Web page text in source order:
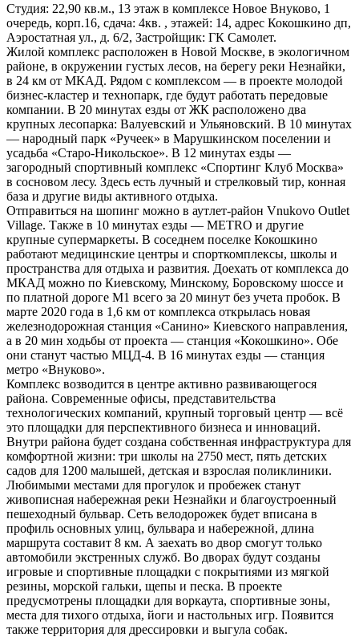
Студия: 22,90 кв.м., 13 этаж в комплексе Новое Внуково, 1
очередь, корп.16, сдача: 4кв. , этажей: 14, адрес Кокошкино дп,
Аэростатная ул., д. 6/2, Застройщик: ГК Самолет.
Жилой комплекс расположен в Новой Москве, в экологичном
районе, в окружении густых лесов, на берегу реки Незнайки,
в 24 км от МКАД. Рядом с комплексом — в проекте молодой
бизнес-кластер и технопарк, где будут работать передовые
компании. В 20 минутах езды от ЖК расположено два
крупных лесопарка: Валуевский и Ульяновский. В 10 минутах
— народный парк «Ручеек» в Марушкинском поселении и
усадьба «Старо-Никольское». В 12 минутах езды —
загородный спортивный комплекс «Спортинг Клуб Москва»
в сосновом лесу. Здесь есть лучный и стрелковый тир, конная
база и другие виды активного отдыха.
Отправиться на шопинг можно в аутлет-район Vnukovo Outlet
Village. Также в 10 минутах езды — METRO и другие
крупные супермаркеты. В соседнем поселке Кокошкино
работают медицинские центры и спорткомплексы, школы и
пространства для отдыха и развития. Доехать от комплекса до
МКАД можно по Киевскому, Минскому, Боровскому шоссе и
по платной дороге М1 всего за 20 минут без учета пробок. В
марте 2020 года в 1,6 км от комплекса открылась новая
железнодорожная станция «Санино» Киевского направления,
а в 20 мин ходьбы от проекта — станция «Кокошкино». Обе
они станут частью МЦД-4. В 16 минутах езды — станция
метро «Внуково».
Комплекс возводится в центре активно развивающегося
района. Современные офисы, представительства
технологических компаний, крупный торговый центр — всё
это площадки для перспективного бизнеса и инноваций.
Внутри района будет создана собственная инфраструктура для
комфортной жизни: три школы на 2750 мест, пять детских
садов для 1200 малышей, детская и взрослая поликлиники.
Любимыми местами для прогулок и пробежек станут
живописная набережная реки Незнайки и благоустроенный
пешеходный бульвар. Сеть велодорожек будет вписана в
профиль основных улиц, бульвара и набережной, длина
маршрута составит 8 км. А заехать во двор смогут только
автомобили экстренных служб. Во дворах будут созданы
игровые и спортивные площадки с покрытиями из мягкой
резины, морской гальки, щепы и песка. В проекте
предусмотрены площадки для воркаута, спортивные зоны,
места для тихого отдыха, йоги и настольных игр. Появится
также территория для дрессировки и выгула собак.